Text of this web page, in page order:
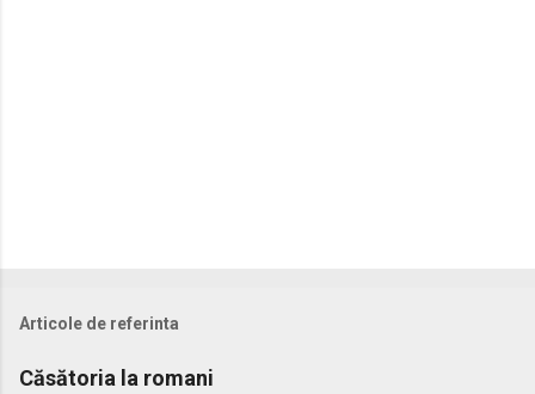
Articole de referinta
Căsătoria la romani